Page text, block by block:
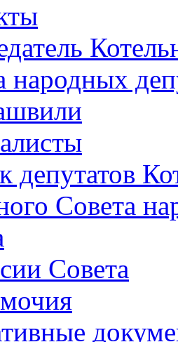
народных
депутатов
Совета
Совета